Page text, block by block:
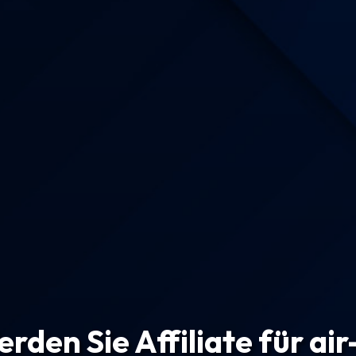
Sie Affiliate für